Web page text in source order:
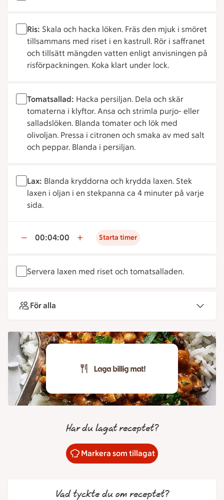
Ris: Skala och hacka löken. Fräs den mjuk i smöret
tillsammans med riset i en kastrull. Rör i saffranet
och tillsätt mängden vatten enligt anvisningen på
risförpackningen. Koka klart under lock.
Tomatsallad: Hacka persiljan. Dela och skär
tomaterna i klyftor. Ansa och strimla purjo- eller
salladslöken. Blanda tomater och lök med
olivoljan. Pressa i citronen och smaka av med salt
och peppar. Blanda i persiljan.
Lax: Blanda kryddorna och krydda laxen. Stek
laxen i oljan i en stekpanna ca 4 minuter på varje
sida.
00:04:00 Starta timer
Servera laxen med riset och tomatsalladen.
För alla
Har du lagat receptet?
Markera som tillagat
Vad tyckte du om receptet?